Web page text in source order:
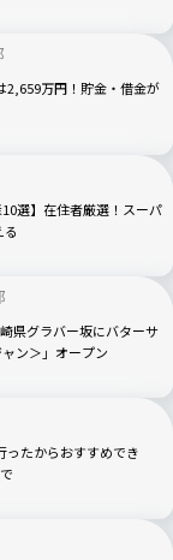
2,659万円！貯金・借金が
選】在住者厳選！スーパ
県グラバー坂にバターサ
ン＞」オープン
ったからおすすめでき